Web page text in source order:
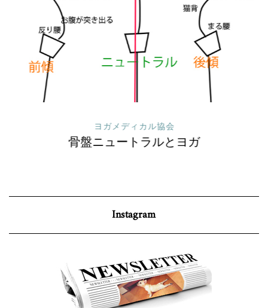
ヨガメディカル協会
骨盤ニュートラルとヨガ
Instagram